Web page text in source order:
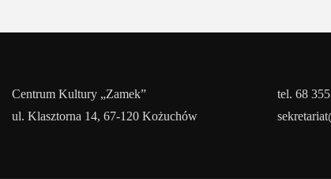
Centrum Kultury „Zamek”
ul. Klasztorna 14, 67-120 Kożuchów
tel. 68